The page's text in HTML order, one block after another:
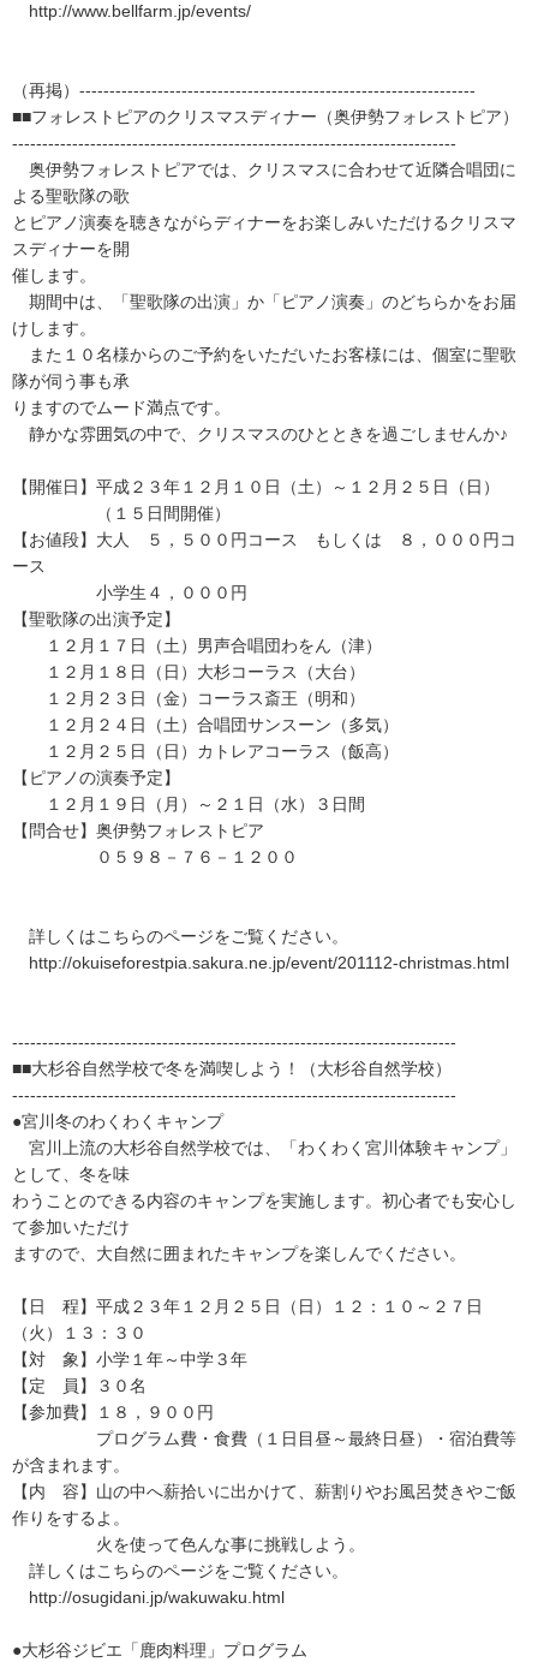
http://www.bellfarm.jp/events/
（再掲）------------------------------------------------------------------
■■フォレストピアのクリスマスディナー（奥伊勢フォレストピア）
--------------------------------------------------------------------------
奥伊勢フォレストピアでは、クリスマスに合わせて近隣合唱団に
よる聖歌隊の歌
とピアノ演奏を聴きながらディナーをお楽しみいただけるクリスマ
スディナーを開
催します。
期間中は、「聖歌隊の出演」か「ピアノ演奏」のどちらかをお届
けします。
また１０名様からのご予約をいただいたお客様には、個室に聖歌
隊が伺う事も承
りますのでムード満点です。
静かな雰囲気の中で、クリスマスのひとときを過ごしませんか♪
【開催日】平成２３年１２月１０日（土）～１２月２５日（日）
（１５日間開催）
【お値段】大人 ５，５００円コース もしくは ８，０００円コ
ース
小学生４，０００円
【聖歌隊の出演予定】
１２月１７日（土）男声合唱団わをん（津）
１２月１８日（日）大杉コーラス（大台）
１２月２３日（金）コーラス斎王（明和）
１２月２４日（土）合唱団サンスーン（多気）
１２月２５日（日）カトレアコーラス（飯高）
【ピアノの演奏予定】
１２月１９日（月）～２１日（水）３日間
【問合せ】奥伊勢フォレストピア
０５９８－７６－１２００
詳しくはこちらのページをご覧ください。
http://okuiseforestpia.sakura.ne.jp/event/201112-christmas.html
--------------------------------------------------------------------------
■■大杉谷自然学校で冬を満喫しよう！（大杉谷自然学校）
--------------------------------------------------------------------------
●宮川冬のわくわくキャンプ
宮川上流の大杉谷自然学校では、「わくわく宮川体験キャンプ」
として、冬を味
わうことのできる内容のキャンプを実施します。初心者でも安心し
て参加いただけ
ますので、大自然に囲まれたキャンプを楽しんでください。
【日 程】平成２３年１２月２５日（日）１２：１０～２７日
（火）１３：３０
【対 象】小学１年～中学３年
【定 員】３０名
【参加費】１８，９００円
プログラム費・食費（１日目昼～最終日昼）・宿泊費等
が含まれます。
【内 容】山の中へ薪拾いに出かけて、薪割りやお風呂焚きやご飯
作りをするよ。
火を使って色んな事に挑戦しよう。
詳しくはこちらのページをご覧ください。
http://osugidani.jp/wakuwaku.html
●大杉谷ジビエ「鹿肉料理」プログラム